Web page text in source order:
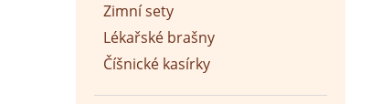
Zimní sety
Lékařské brašny
Číšnické kasírky